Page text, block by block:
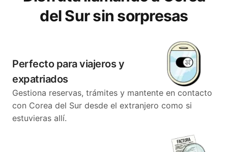
del Sur sin sorpresas
Perfecto para viajeros y
expatriados
Gestiona reservas, trámites y mantente en contacto
con Corea del Sur desde el extranjero como si
estuvieras allí.